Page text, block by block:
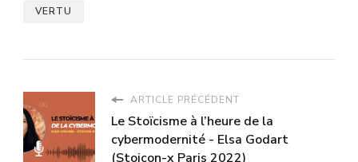
VERTU
ARTICLE PRÉCÉDENT
Le Stoïcisme à l’heure de la
cybermodernité - Elsa Godart
(Stoicon-x Paris 2022)